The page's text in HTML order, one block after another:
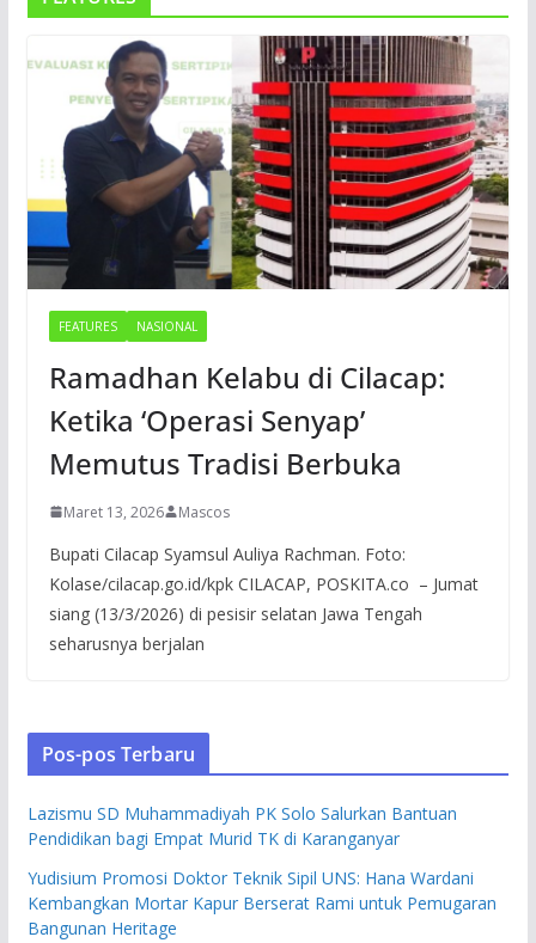
FEATURES NASIONAL
Ramadhan Kelabu di Cilacap:
Ketika ‘Operasi Senyap’
Memutus Tradisi Berbuka
Maret 13, 2026 Mascos
Bupati Cilacap Syamsul Auliya Rachman. Foto:
Kolase/cilacap.go.id/kpk CILACAP, POSKITA.co – Jumat
siang (13/3/2026) di pesisir selatan Jawa Tengah
seharusnya berjalan
Pos-pos Terbaru
Lazismu SD Muhammadiyah PK Solo Salurkan Bantuan
Pendidikan bagi Empat Murid TK di Karanganyar
Yudisium Promosi Doktor Teknik Sipil UNS: Hana Wardani
Kembangkan Mortar Kapur Berserat Rami untuk Pemugaran
Bangunan Heritage